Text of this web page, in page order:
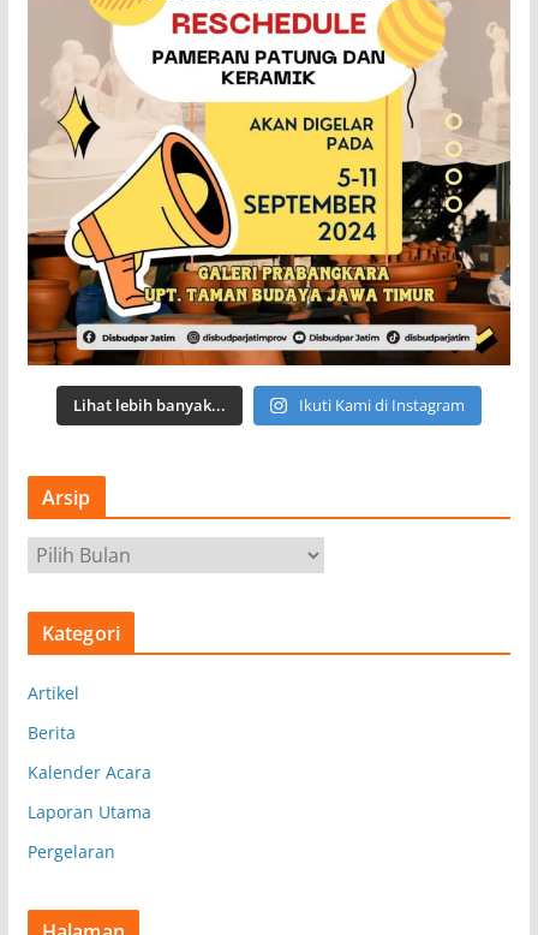
Lihat lebih banyak... Ikuti Kami di Instagram
Arsip
r
s
Kategori
Artikel
Berita
Kalender Acara
Laporan Utama
Pergelaran